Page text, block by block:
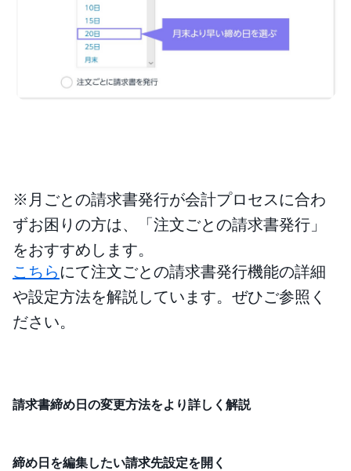
※月ごとの請求書発行が会計プロセスに合わ
ずお困りの方は、「注文ごとの請求書発行」
をおすすめします。
こちら にて注文ごとの請求書発行機能の詳細
や設定方法を解説しています。ぜひご参照く
ださい。
請求書締め日の変更方法をより詳しく解説
締め日を編集したい請求先設定を開く